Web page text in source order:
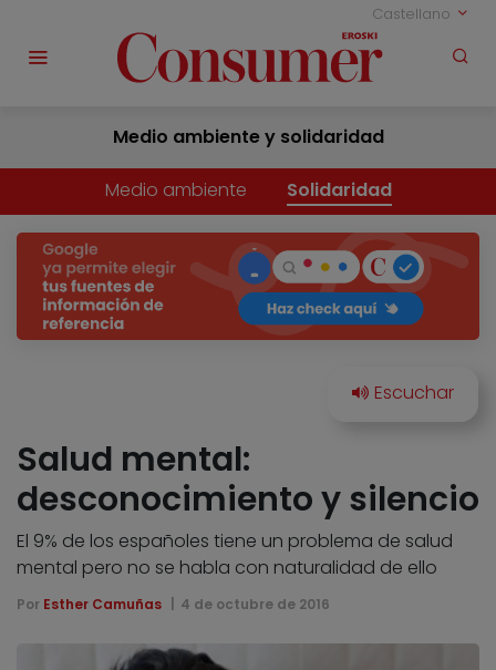
Castellano
Medio ambiente y solidaridad
Medio ambiente Solidaridad
Salud mental:
desconocimiento y silencio
El 9% de los españoles tiene un problema de salud
mental pero no se habla con naturalidad de ello
Por Esther Camuñas 4 de octubre de 2016